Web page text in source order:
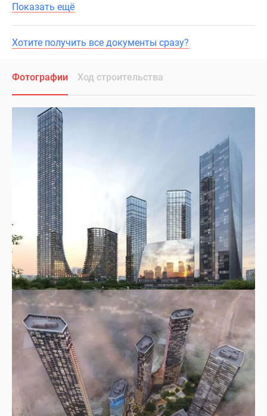
Показать ещё
Хотите получить все документы сразу?
Фотографии Ход строительства